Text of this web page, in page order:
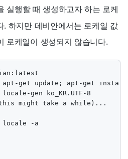
실행할 때 생성하고자 하는 로케
. 하지만 데비안에서는 로케일 값
로케일이 생성되지 않습니다.
# apt-get update; apt-get
locale-gen ko_KR.UTF-8
might take a while)...
locale -a